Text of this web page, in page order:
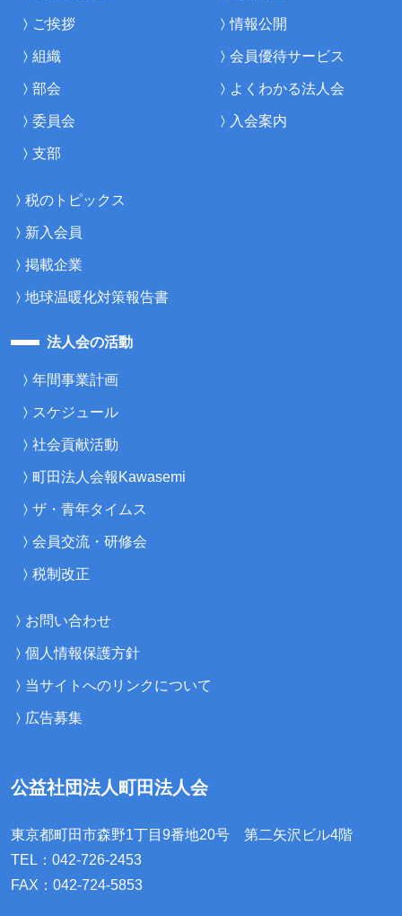
ご挨拶
組織
部会
委員会
支部
情報公開
会員優待サービス
よくわかる法人会
入会案内
税のトピックス
新入会員
掲載企業
地球温暖化対策報告書
法人会の活動
年間事業計画
スケジュール
社会貢献活動
町田法人会報Kawasemi
ザ・青年タイムス
会員交流・研修会
税制改正
お問い合わせ
個人情報保護方針
当サイトへのリンクについて
広告募集
公益社団法人町田法人会
東京都町田市森野1丁目9番地20号 第二矢沢ビル4階
TEL：042-726-2453
FAX：042-724-5853